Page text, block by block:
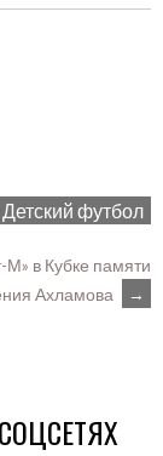
Детский футбол
М» в Кубке памяти
Ахламова
→